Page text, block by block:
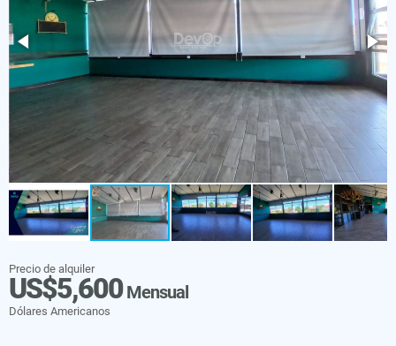
Precio de alquiler
US$5,600Mensual
Dólares Americanos